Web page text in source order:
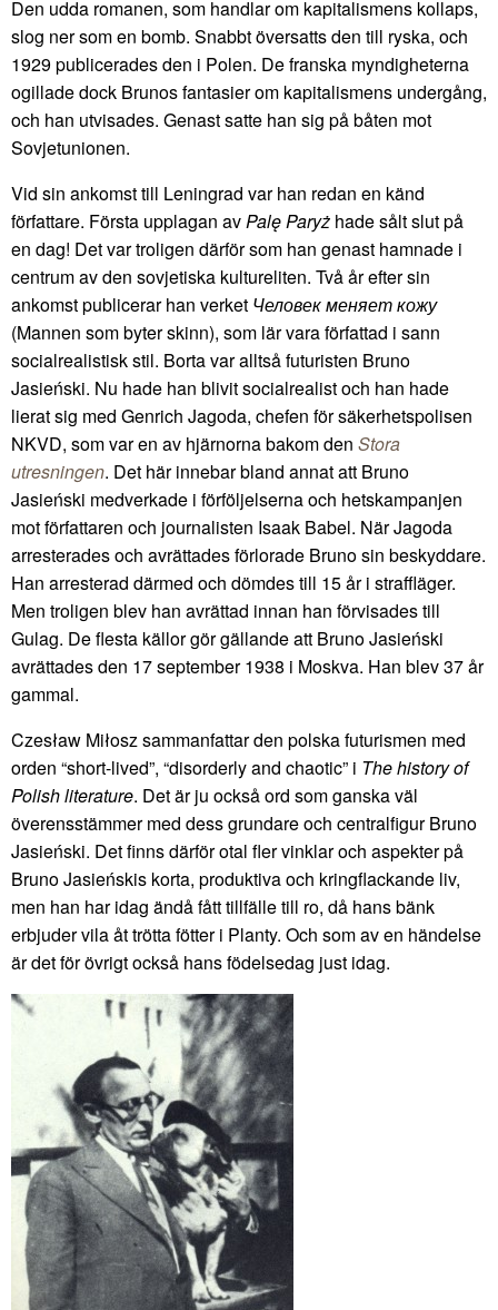
Den udda romanen, som handlar om kapitalismens kollaps,
slog ner som en bomb. Snabbt översatts den till ryska, och
1929 publicerades den i Polen. De franska myndigheterna
ogillade dock Brunos fantasier om kapitalismens undergång,
och han utvisades. Genast satte han sig på båten mot
Sovjetunionen.
Vid sin ankomst till Leningrad var han redan en känd
författare. Första upplagan avPalę Paryż hade sålt slut på
en dag! Det var troligen därför som han genast hamnade i
centrum av den sovjetiska kultureliten. Två år efter sin
ankomst publicerar han verket Человек меняет кожу
(Mannen som byter skinn), som lär vara författad i sann
socialrealistisk stil. Borta var alltså futuristen Bruno
Jasieński. Nu hade han blivit socialrealist och han hade
lierat sig med Genrich Jagoda, chefen för säkerhetspolisen
NKVD, som var en av hjärnorna bakom den Stora
utresningen. Det här innebar bland annat att Bruno
Jasieński medverkade i förföljelserna och hetskampanjen
mot författaren och journalisten Isaak Babel. När Jagoda
arresterades och avrättades förlorade Bruno sin beskyddare.
Han arresterad därmed och dömdes till 15 år i straffläger.
Men troligen blev han avrättad innan han förvisades till
Gulag. De flesta källor gör gällande att Bruno Jasieński
avrättades den 17 september 1938 i Moskva. Han blev 37 år
gammal.
Czesław Miłosz sammanfattar den polska futurismen med
orden “short-lived”, “disorderly and chaotic” i The history of
Polish literature. Det är ju också ord som ganska väl
överensstämmer med dess grundare och centralfigur Bruno
Jasieński. Det finns därför otal fler vinklar och aspekter på
Bruno Jasieńskis korta, produktiva och kringflackande liv,
men han har idag ändå fått tillfälle till ro, då hans bänk
erbjuder vila åt trötta fötter i Planty. Och som av en händelse
är det för övrigt också hans födelsedag just idag.